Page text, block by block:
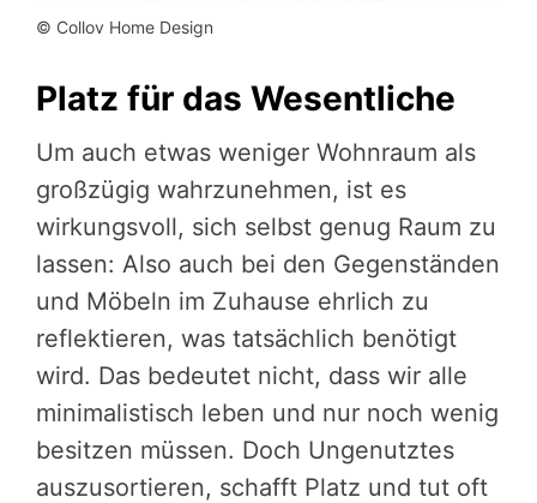
© Collov Home Design
Platz für das Wesentliche
Um auch etwas weniger Wohnraum als
großzügig wahrzunehmen, ist es
wirkungsvoll, sich selbst genug Raum zu
lassen: Also auch bei den Gegenständen
und Möbeln im Zuhause ehrlich zu
reflektieren, was tatsächlich benötigt
wird. Das bedeutet nicht, dass wir alle
minimalistisch leben und nur noch wenig
besitzen müssen. Doch Ungenutztes
auszusortieren, schafft Platz und tut oft